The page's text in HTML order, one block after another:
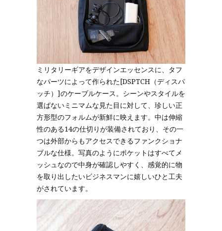
ミリタリーギアをデザインエッセンスに、タフ
なパーツによって作られた[DSPTCH（ディスパ
ッチ）]のケーブルケース。シーンやスタイルを
選ばないミニマムな見た目に対して、珍しい正
方形型のフォルムが新鮮に映えます。中は伸縮
性のある14の仕切りが装備されており、その一
つは外部からもアクセスできるファンクショナ
ブルな仕様。写真のようにポケットはすべてメ
ッシュなので中身が確認しやすく、感覚的に物
を取り出したいビジネスマンに嬉しいひと工夫
がされています。